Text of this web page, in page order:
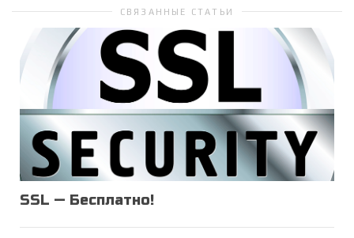
СВЯЗАННЫЕ СТАТЬИ
SSL — Бесплатно!